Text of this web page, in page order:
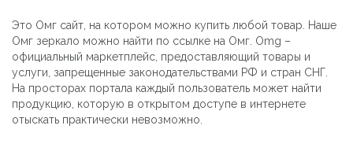
Это Омг сайт, на котором можно купить любой товар. Наше
Омг зеркало можно найти по ссылке на Омг. Omg –
официальный маркетплейс, предоставляющий товары и
услуги, запрещенные законодательствами РФ и стран СНГ.
На просторах портала каждый пользователь может найти
продукцию, которую в открытом доступе в интернете
отыскать практически невозможно.